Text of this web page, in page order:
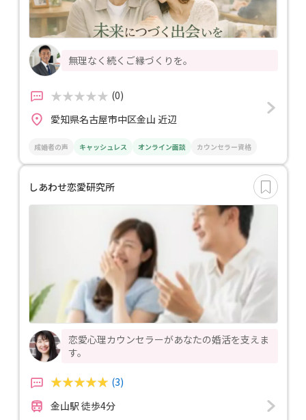
無理なく続くご縁づくりを。
(0)
愛知県名古屋市中区金山 近辺
成婚者の声 キャッシュレス オンライン面談 カウンセラー資格
しあわせ恋愛研究所
恋愛心理カウンセラーがあなたの婚活を支えま
す。
(3)
金山駅 徒歩4分